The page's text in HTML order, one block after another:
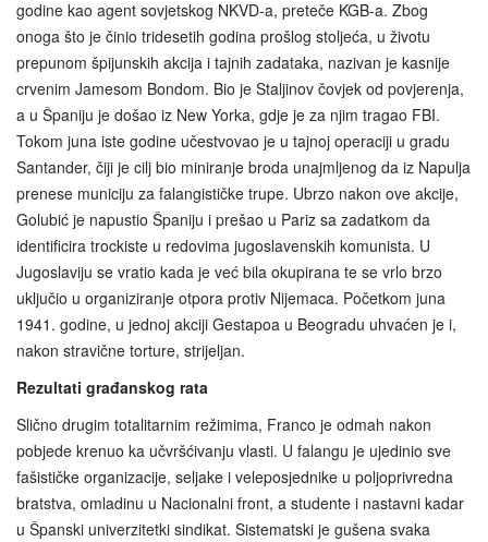
godine kao agent sovjetskog NKVD-a, preteče KGB-a. Zbog
onoga što je činio tridesetih godina prošlog stoljeća, u životu
prepunom špijunskih akcija i tajnih zadataka, nazivan je kasnije
crvenim Jamesom Bondom. Bio je Staljinov čovjek od povjerenja,
a u Španiju je došao iz New Yorka, gdje je za njim tragao FBI.
Tokom juna iste godine učestvovao je u tajnoj operaciji u gradu
Santander, čiji je cilj bio miniranje broda unajmljenog da iz Napulja
prenese municiju za falangističke trupe. Ubrzo nakon ove akcije,
Golubić je napustio Španiju i prešao u Pariz sa zadatkom da
identificira trockiste u redovima jugoslavenskih komunista. U
Jugoslaviju se vratio kada je već bila okupirana te se vrlo brzo
uključio u organiziranje otpora protiv Nijemaca. Početkom juna
1941. godine, u jednoj akciji Gestapoa u Beogradu uhvaćen je i,
nakon stravične torture, strijeljan.
Rezultati građanskog rata
Slično drugim totalitarnim režimima, Franco je odmah nakon
pobjede krenuo ka učvršćivanju vlasti. U falangu je ujedinio sve
fašističke organizacije, seljake i veleposjednike u poljoprivredna
bratstva, omladinu u Nacionalni front, a studente i nastavni kadar
u Španski univerzitetki sindikat. Sistematski je gušena svaka